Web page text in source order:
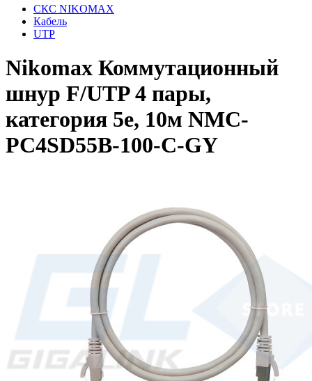
СКС NIKOMAX
Кабель
UTP
Nikomax Коммутационный
шнур F/UTP 4 пары,
категория 5е, 10м NMC-
PC4SD55B-100-C-GY